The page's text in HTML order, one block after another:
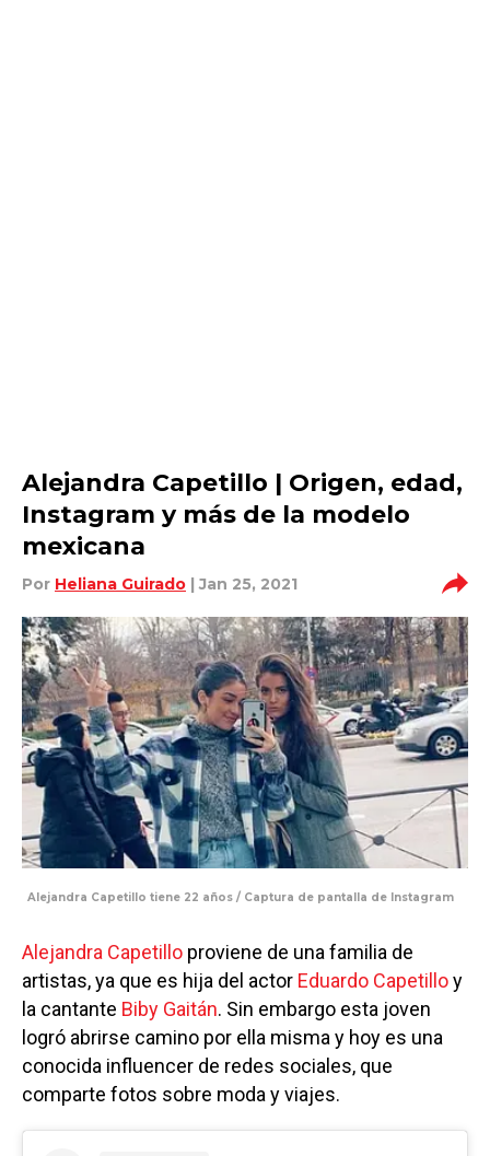
Alejandra Capetillo | Origen, edad,
Instagram y más de la modelo
mexicana
Por Heliana Guirado | Jan 25, 2021
Alejandra Capetillo tiene 22 años / Captura de pantalla de Instagram
Alejandra Capetillo proviene de una familia de
artistas, ya que es hija del actor Eduardo Capetilloy
la cantante Biby Gaitán. Sin embargo esta joven
logró abrirse camino por ella misma y hoy es una
conocida influencer de redes sociales, que
comparte fotos sobre moda y viajes.